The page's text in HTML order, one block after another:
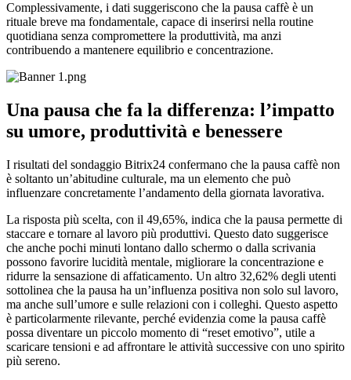
Complessivamente, i dati suggeriscono che la pausa caffè è un
rituale breve ma fondamentale, capace di inserirsi nella routine
quotidiana senza compromettere la produttività, ma anzi
contribuendo a mantenere equilibrio e concentrazione.
Una pausa che fa la differenza: l’impatto
su umore, produttività e benessere
I risultati del sondaggio Bitrix24 confermano che la pausa caffè non
è soltanto un’abitudine culturale, ma un elemento che può
influenzare concretamente l’andamento della giornata lavorativa.
La risposta più scelta, con il 49,65%, indica che la pausa permette di
staccare e tornare al lavoro più produttivi. Questo dato suggerisce
che anche pochi minuti lontano dallo schermo o dalla scrivania
possono favorire lucidità mentale, migliorare la concentrazione e
ridurre la sensazione di affaticamento. Un altro 32,62% degli utenti
sottolinea che la pausa ha un’influenza positiva non solo sul lavoro,
ma anche sull’umore e sulle relazioni con i colleghi. Questo aspetto
è particolarmente rilevante, perché evidenzia come la pausa caffè
possa diventare un piccolo momento di “reset emotivo”, utile a
scaricare tensioni e ad affrontare le attività successive con uno spirito
più sereno.